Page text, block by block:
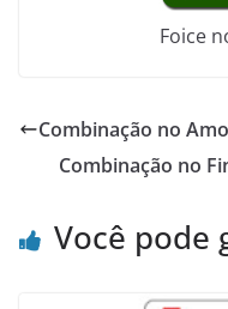
Foice
Combinação no
Combinação no
Você pode